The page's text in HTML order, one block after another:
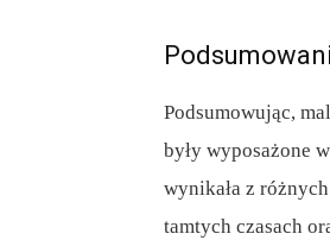
Podsumowując,
były wyposażone
wynikała z
tamtych czasach